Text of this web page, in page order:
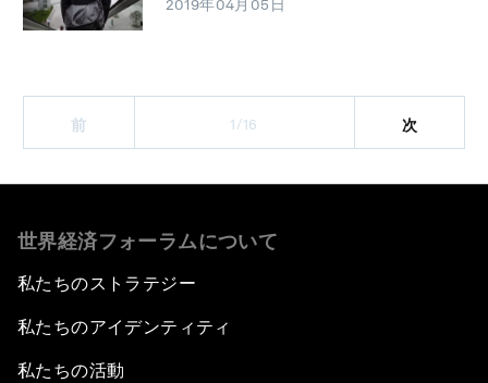
2019年04月05日
前 1/16 次
世界経済フォーラムについて
私たちのストラテジー
私たちのアイデンティティ
私たちの活動